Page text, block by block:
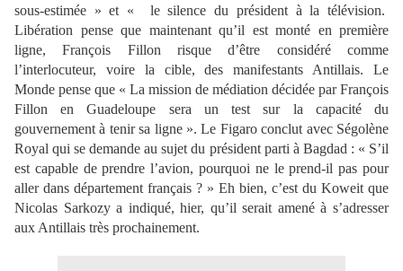
sous-estimée » et « le silence du président à la télévision.
Libération pense que maintenant qu’il est monté en première
ligne, François Fillon risque d’être considéré comme
l’interlocuteur, voire la cible, des manifestants Antillais. Le
Monde pense que « La mission de médiation décidée par François
Fillon en Guadeloupe sera un test sur la capacité du
gouvernement à tenir sa ligne ». Le Figaro conclut avec Ségolène
Royal qui se demande au sujet du président parti à Bagdad : « S’il
est capable de prendre l’avion, pourquoi ne le prend-il pas pour
aller dans département français ? » Eh bien, c’est du Koweit que
Nicolas Sarkozy a indiqué, hier, qu’il serait amené à s’adresser
aux Antillais très prochainement.